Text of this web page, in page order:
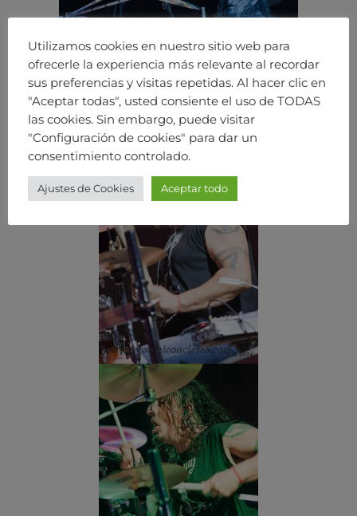
Utilizamos cookies en nuestro sitio web para
ofrecerle la experiencia más relevante al recordar
sus preferencias y visitas repetidas. Al hacer clic en
"Aceptar todas", usted consiente el uso de TODAS
las cookies. Sin embargo, puede visitar
"Configuración de cookies" para dar un
consentimiento controlado.
Ajustes de Cookies Aceptar todo